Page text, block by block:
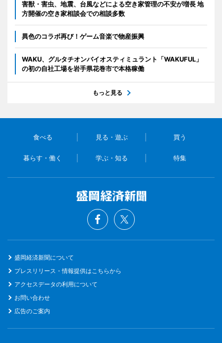
害獣・害虫、地震、台風などによる空き家管理の不安が増長 地
方開催の空き家相談会での相談多数
異色のコラボ再び！ゲーム音楽で物産振興
WAKU、グルタチオンバイオスティミュラント「WAKUFUL」
の初の自社工場を岩手県花巻市で本格稼働
もっと見る
食べる 見る・遊ぶ 買う
暮らす・働く 学ぶ・知る 特集
盛岡経済新聞について
プレスリリース・情報提供はこちらから
アクセスデータの利用について
お問い合わせ
広告のご案内